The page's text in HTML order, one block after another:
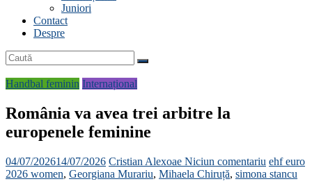
Juniori
Contact
Despre
Handbal feminin Internațional
România va avea trei arbitre la
europenele feminine
04/07/202614/07/2026 Cristian Alexoae Niciun comentariu ehf euro
2026 women, Georgiana Murariu, Mihaela Chiruță, simona stancu